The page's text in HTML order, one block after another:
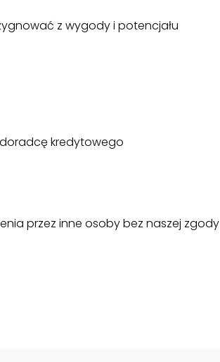
z wygody i potencjału
kredytowego
przez inne osoby bez naszej zgody